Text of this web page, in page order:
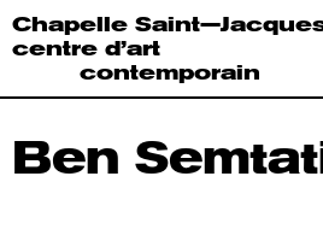
Chapelle
centre d’art
contemporain
Ben